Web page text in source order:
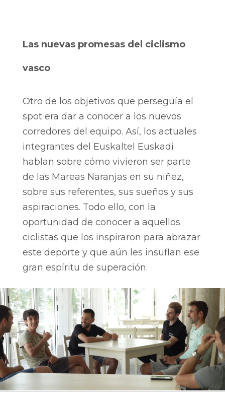
Las nuevas promesas del ciclismo
vasco
Otro de los objetivos que perseguía el
spot era dar a conocer a los nuevos
corredores del equipo. Así, los actuales
integrantes del Euskaltel Euskadi
hablan sobre cómo vivieron ser parte
de las Mareas Naranjas en su niñez,
sobre sus referentes, sus sueños y sus
aspiraciones. Todo ello, con la
oportunidad de conocer a aquellos
ciclistas que los inspiraron para abrazar
este deporte y que aún les insuflan ese
gran espíritu de superación.